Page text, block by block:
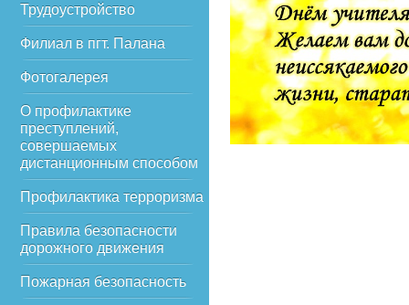
Трудоустройство
Филиал в пгт. Палана
Фотогалерея
О профилактике
преступлений,
совершаемых
дистанционным способом
Профилактика терроризма
Правила безопасности
дорожного движения
Пожарная безопасность